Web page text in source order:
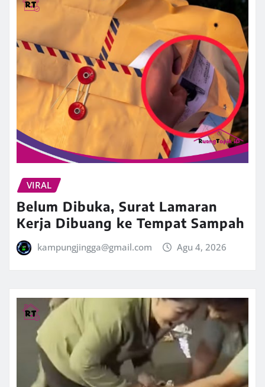
VIRAL
Belum Dibuka, Surat Lamaran
Kerja Dibuang ke Tempat Sampah
kampungjingga@gmail.com Agu 4, 2026